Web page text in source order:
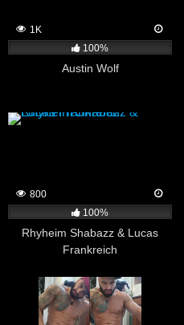
1K
100%
Austin Wolf
800
100%
Rhyheim Shabazz & Lucas
Frankreich